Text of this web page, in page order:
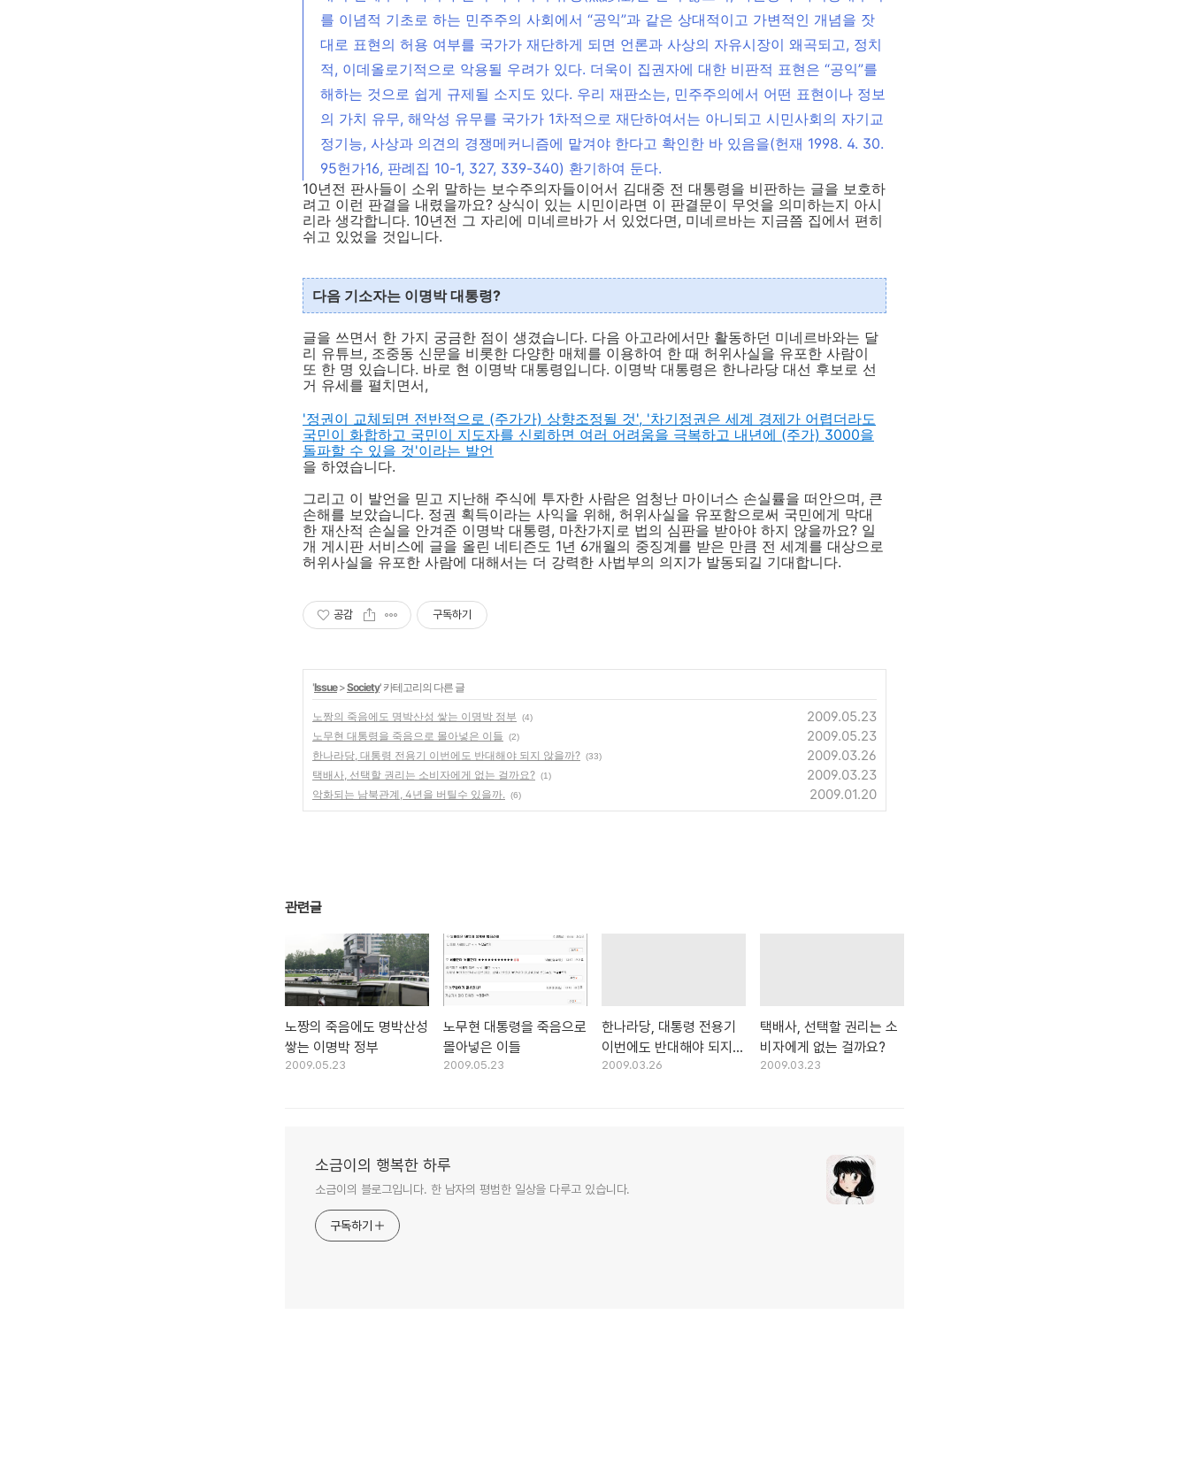
를 이념적 기초로 하는 민주주의 사회에서 “공익”과 같은 상대적이고 가변적인 개념을 잣
대로 표현의 허용 여부를 국가가 재단하게 되면 언론과 사상의 자유시장이 왜곡되고, 정치
적, 이데올로기적으로 악용될 우려가 있다. 더욱이 집권자에 대한 비판적 표현은 “공익”를
해하는 것으로 쉽게 규제될 소지도 있다. 우리 재판소는, 민주주의에서 어떤 표현이나 정보
의 가치 유무, 해악성 유무를 국가가 1차적으로 재단하여서는 아니되고 시민사회의 자기교
정기능, 사상과 의견의 경쟁메커니즘에 맡겨야 한다고 확인한 바 있음을(헌재 1998. 4. 30.
95헌가16, 판례집 10-1, 327, 339-340) 환기하여 둔다.
10년전 판사들이 소위 말하는 보수주의자들이어서 김대중 전 대통령을 비판하는 글을 보호하
려고 이런 판결을 내렸을까요? 상식이 있는 시민이라면 이 판결문이 무엇을 의미하는지 아시
리라 생각합니다. 10년전 그 자리에 미네르바가 서 있었다면, 미네르바는 지금쯤 집에서 편히
쉬고 있었을 것입니다.
다음 기소자는 이명박 대통령?
글을 쓰면서 한 가지 궁금한 점이 생겼습니다. 다음 아고라에서만 활동하던 미네르바와는 달
리 유튜브, 조중동 신문을 비롯한 다양한 매체를 이용하여 한 때 허위사실을 유포한 사람이
또 한 명 있습니다. 바로 현 이명박 대통령입니다. 이명박 대통령은 한나라당 대선 후보로 선
거 유세를 펼치면서,
'정권이 교체되면 전반적으로 (주가가) 상향조정될 것', '차기정권은 세계 경제가 어렵더라도
국민이 화합하고 국민이 지도자를 신뢰하면 여러 어려움을 극복하고 내년에 (주가) 3000을
돌파할 수 있을 것'이라는 발언
을 하였습니다.
그리고 이 발언을 믿고 지난해 주식에 투자한 사람은 엄청난 마이너스 손실률을 떠안으며, 큰
손해를 보았습니다. 정권 획득이라는 사익을 위해, 허위사실을 유포함으로써 국민에게 막대
한 재산적 손실을 안겨준 이명박 대통령, 마찬가지로 법의 심판을 받아야 하지 않을까요? 일
개 게시판 서비스에 글을 올린 네티즌도 1년 6개월의 중징계를 받은 만큼 전 세계를 대상으로
허위사실을 유포한 사람에 대해서는 더 강력한 사법부의 의지가 발동되길 기대합니다.
공감 구독하기
'Issue>Society' 카테고리의 다른 글
노짱의 죽음에도 명박산성 쌓는 이명박 정부 (4) 2009.05.23
노무현 대통령을 죽음으로 몰아넣은 이들 (2) 2009.05.23
한나라당, 대통령 전용기 이번에도 반대해야 되지 않을까? (33) 2009.03.26
택배사, 선택할 권리는 소비자에게 없는 걸까요? (1) 2009.03.23
악화되는 남북관계, 4년을 버틸수 있을까. (6) 2009.01.20
관련글
노짱의 죽음에도 명박산성
쌓는 이명박 정부
2009.05.23
노무현 대통령을 죽음으로
몰아넣은 이들
2009.05.23
한나라당, 대통령 전용기
이번에도 반대해야 되지
않을까?
2009.03.26
택배사, 선택할 권리는 소
비자에게 없는 걸까요?
2009.03.23
소금이의 행복한 하루
소금이의 블로그입니다. 한 남자의 평범한 일상을 다루고 있습니다.
구독하기